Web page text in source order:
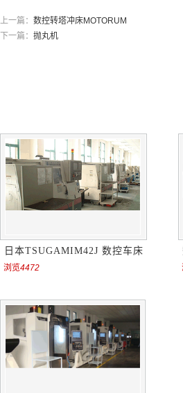
上一篇： 数控转塔冲床MOTORUM
下一篇： 抛丸机
日本TSUGAMIM42J 数控车床
浏览4472